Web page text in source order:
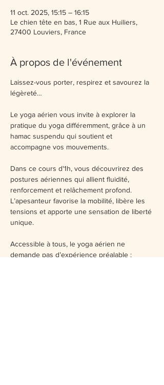
11 oct. 2025, 15:15 – 16:15
Le chien tête en bas, 1 Rue aux Huiliers,
27400 Louviers, France
À propos de l'événement
Laissez-vous porter, respirez et savourez la
légèreté…
Le yoga aérien vous invite à explorer la
pratique du yoga différemment, grâce à un
hamac suspendu qui soutient et
accompagne vos mouvements.
Dans ce cours d'1h, vous découvrirez des
postures aériennes qui allient fluidité,
renforcement et relâchement profond.
L’apesanteur favorise la mobilité, libère les
tensions et apporte une sensation de liberté
unique.
Accessible à tous, le yoga aérien ne
demande pas d’expérience préalable :